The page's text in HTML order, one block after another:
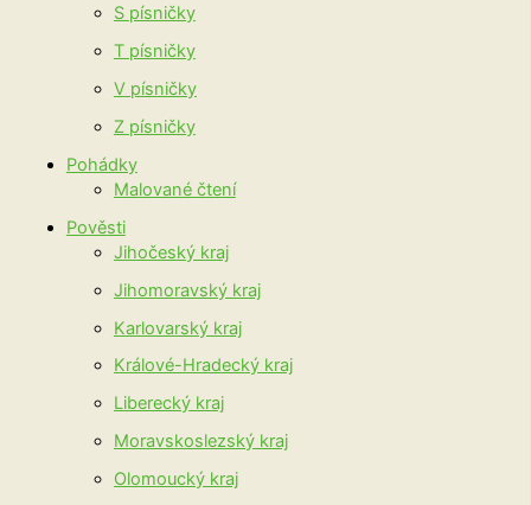
S písničky
T písničky
V písničky
Z písničky
Pohádky
Malované čtení
Pověsti
Jihočeský kraj
Jihomoravský kraj
Karlovarský kraj
Králové-Hradecký kraj
Liberecký kraj
Moravskoslezský kraj
Olomoucký kraj